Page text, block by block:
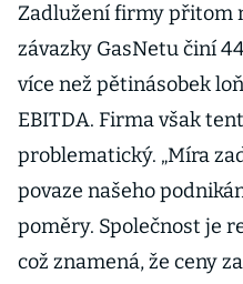
Zadlužení firmy přitom
závazky GasNetu činí
více než pětinásobek
EBITDA. Firma však
problematický. „Míra
povaze našeho
poměry. Společnost je
což znamená, že ceny